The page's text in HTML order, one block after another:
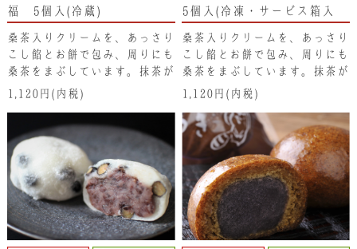
福 5個入(冷蔵)
桑茶入りクリームを、あっさり
こし餡とお餅で包み、周りにも
桑茶をまぶしています。抹茶が
苦手なお子さまのみならず大人
の方でも食べやすく、今までの
みいただけます。
1,120円(内税)
5個入(冷凍・サービス箱入
以外と同梱できません。
桑茶入りクリームを、あっさり
こし餡とお餅で包み、周りにも
桑茶をまぶしています。抹茶が
苦手なお子さまのみならず大人
の方でも食べやすく、今までの
抹茶とは別物の味わいをお楽し
みいただけます。
1,120円(内税)